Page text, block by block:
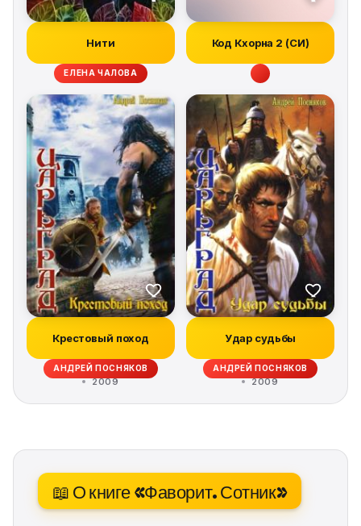
Нити
ЕЛЕНА ЧАЛОВА
Код Кхорна 2 (СИ)
Крестовый поход
АНДРЕЙ ПОСНЯКОВ
2009
Удар судьбы
АНДРЕЙ ПОСНЯКОВ
2009
📖 О книге «Фаворит. Сотник»